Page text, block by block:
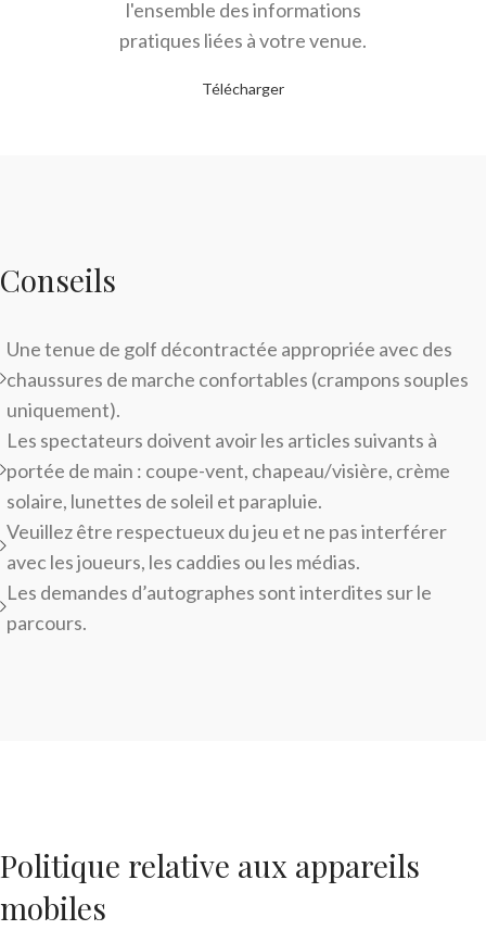
l'ensemble des informations
pratiques liées à votre venue.
Télécharger
Conseils
Une tenue de golf décontractée appropriée avec des
chaussures de marche confortables (crampons souples
uniquement).
Les spectateurs doivent avoir les articles suivants à
portée de main : coupe-vent, chapeau/visière, crème
solaire, lunettes de soleil et parapluie.
Veuillez être respectueux du jeu et ne pas interférer
avec les joueurs, les caddies ou les médias.
Les demandes d’autographes sont interdites sur le
parcours.
Politique relative aux appareils
mobiles